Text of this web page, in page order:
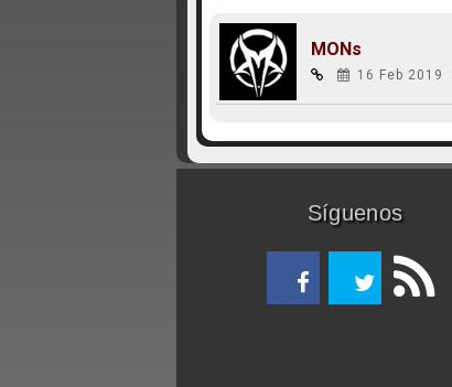
MONs
16 Feb 2019
Síguenos